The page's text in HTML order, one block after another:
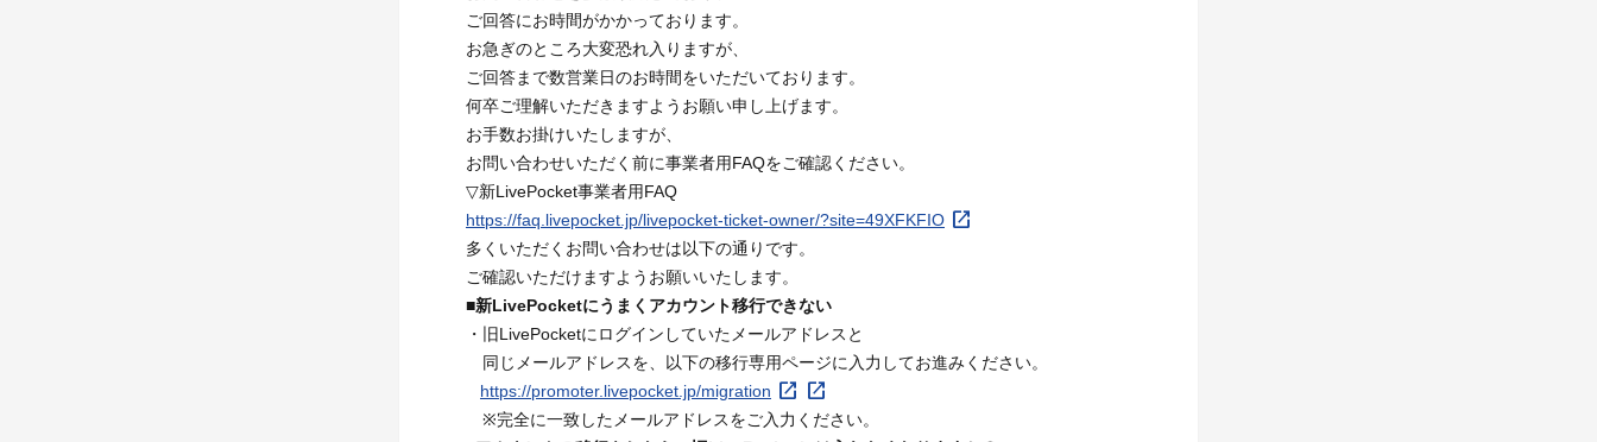
ご回答にお時間がかかっております。
お急ぎのところ大変恐れ入りますが、
ご回答まで数営業日のお時間をいただいております。
何卒ご理解いただきますようお願い申し上げます。
お手数お掛けいたしますが、
お問い合わせいただく前に事業者用FAQをご確認ください。
▽新LivePocket事業者用FAQ
https://faq.livepocket.jp/livepocket-ticket-owner/?site=49XFKFIO
多くいただくお問い合わせは以下の通りです。
ご確認いただけますようお願いいたします。
■新LivePocketにうまくアカウント移行できない
・旧LivePocketにログインしていたメールアドレスと
同じメールアドレスを、以下の移行専用ページに入力してお進みください。
https://promoter.livepocket.jp/migration
※完全に一致したメールアドレスをご入力ください。